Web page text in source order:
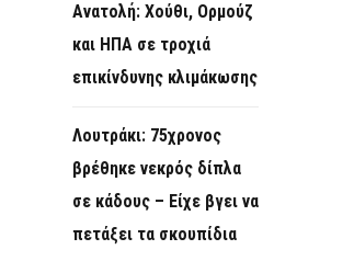
Ανατολή: Χούθι, Ορμούζ
και ΗΠΑ σε τροχιά
επικίνδυνης κλιμάκωσης
Λουτράκι: 75χρονος
βρέθηκε νεκρός δίπλα
σε κάδους – Είχε βγει να
πετάξει τα σκουπίδια